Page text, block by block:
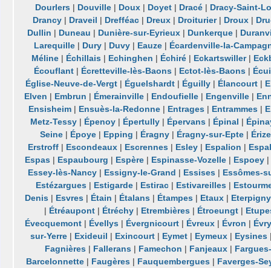
Dourlers | Douville | Doux | Doyet | Dracé | Dracy-Saint-
Drancy | Draveil | Drefféac | Dreux | Droiturier| Droux |
Dullin | Duneau | Dunière-sur-Eyrieux| Dunkerque|
Larequille| Dury| Duvy| Eauze| Écardenville-la-
Méline| Échillais| Echinghen | Échiré| Eckartswiller|
Écouflant | Écretteville-lès-Baons | Ectot-lès-Baons |
Église-Neuve-de-Vergt| Éguelshardt| Éguilly| Élancourt|
Elven | Embrun | Émerainville | Endoufielle | Engenville |
Ensisheim | Ensuès-la-Redonne | Entrages | Entrammes |
Metz-Tessy| Épenoy| Épertully| Épervans| Épinal |
Seine | Époye | Epping | Éragny | Éragny-sur-Epte |
Erstroff| Escondeaux| Escrennes| Esley| Espalion |
Espas | Espaubourg | Espère | Espinasse-Vozelle | Espoey
Essey-lès-Nancy | Essigny-le-Grand | Essises | Essômes-
Estézargues| Estigarde| Estirac| Estivareilles|
Denis | Esvres | Étain | Étalans | Étampes | Etaux | Eterpigny
| Étréaupont| Étréchy| Etrembières| Étroeungt|
Évecquemont| Évellys| Évergnicourt| Évreux| Évron |
sur-Yerre | Exideuil | Exincourt | Eymet | Eymeux | Eysines
Fagnières| Fallerans| Famechon | Fanjeaux|
Barcelonnette| Faugères| Fauquembergues| Faverges-